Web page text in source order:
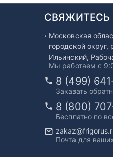
СВЯЖИТЕСЬ
Московская
городской округ,
Ильинский,
Мы работаем с
8 (499)
Заказать
8 (800)
Бесплатно по
Почта для